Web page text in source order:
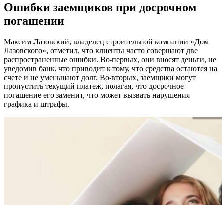
Ошибки заемщиков при досрочном
погашении
Максим Лазовский, владелец строительной компании «Дом
Лазовского», отметил, что клиенты часто совершают две
распространенные ошибки. Во-первых, они вносят деньги, не
уведомив банк, что приводит к тому, что средства остаются на
счете и не уменьшают долг. Во-вторых, заемщики могут
пропустить текущий платеж, полагая, что досрочное
погашение его заменит, что может вызвать нарушения
графика и штрафы.